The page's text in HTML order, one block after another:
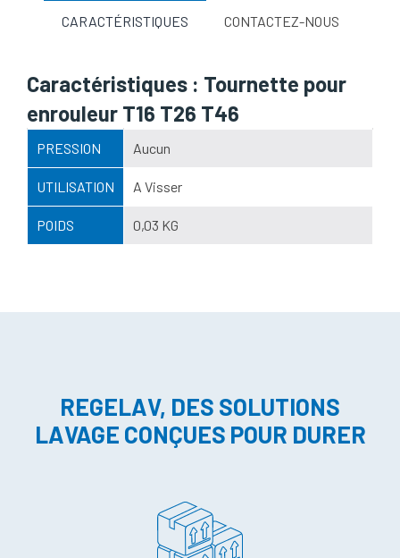
CARACTÉRISTIQUES CONTACTEZ-NOUS
Caractéristiques : Tournette pour
enrouleur T16 T26 T46
PRESSION Aucun
UTILISATION A Visser
POIDS 0,03 KG
REGELAV, DES SOLUTIONS
LAVAGE CONÇUES POUR DURER